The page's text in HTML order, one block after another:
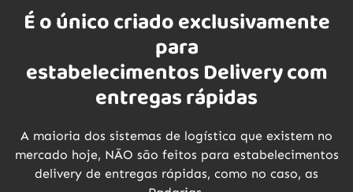
É o único criado exclusivamente
para
estabelecimentos Delivery com
entregas rápidas
A maioria dos sistemas de logística que existem no
mercado hoje, NÃO são feitos para estabelecimentos
delivery de entregas rápidas, como no caso, as